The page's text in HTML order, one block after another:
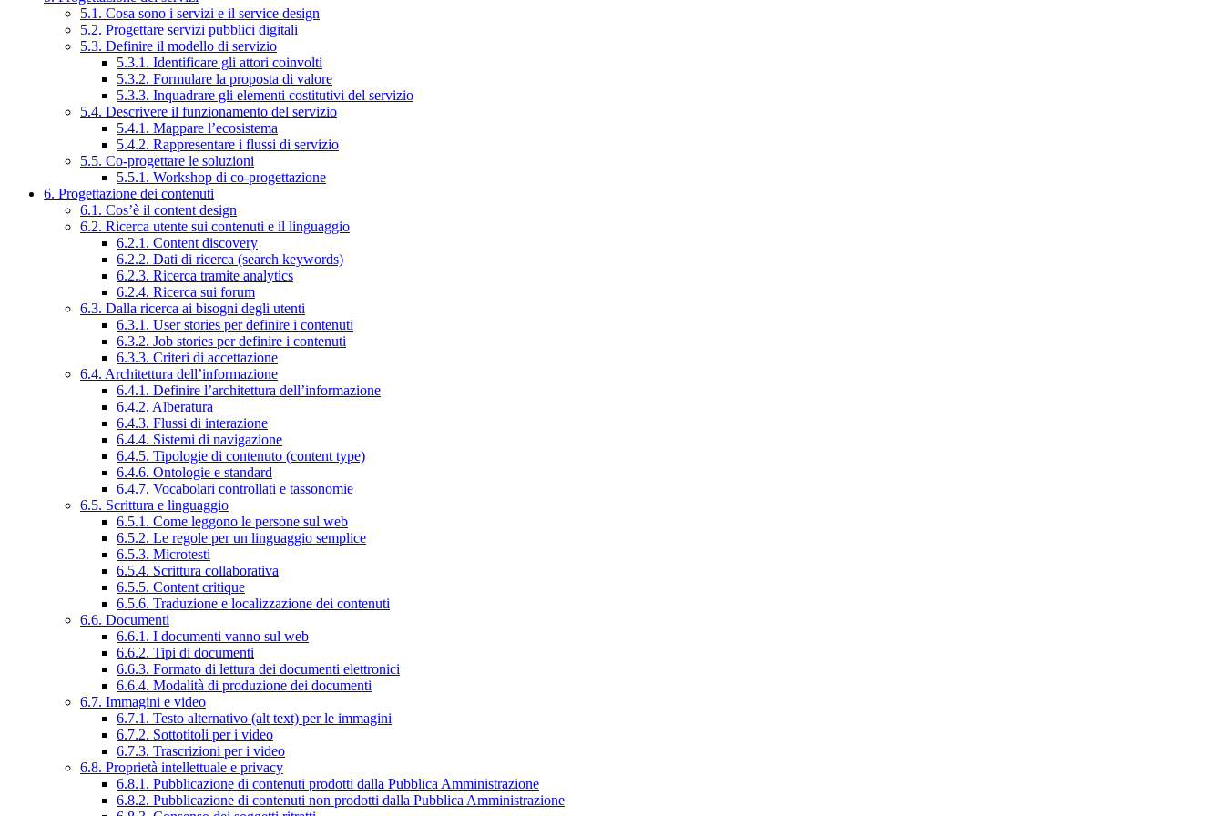
5.1. Cosa sono i servizi e il service design
5.2. Progettare servizi pubblici digitali
5.3. Definire il modello di servizio
5.3.1. Identificare gli attori coinvolti
5.3.2. Formulare la proposta di valore
5.3.3. Inquadrare gli elementi costitutivi del servizio
5.4. Descrivere il funzionamento del servizio
5.4.1. Mappare l’ecosistema
5.4.2. Rappresentare i flussi di servizio
5.5. Co-progettare le soluzioni
5.5.1. Workshop di co-progettazione
6. Progettazione dei contenuti
6.1. Cos’è il content design
6.2. Ricerca utente sui contenuti e il linguaggio
6.2.1. Content discovery
6.2.2. Dati di ricerca (search keywords)
6.2.3. Ricerca tramite analytics
6.2.4. Ricerca sui forum
6.3. Dalla ricerca ai bisogni degli utenti
6.3.1. User stories per definire i contenuti
6.3.2. Job stories per definire i contenuti
6.3.3. Criteri di accettazione
6.4. Architettura dell’informazione
6.4.1. Definire l’architettura dell’informazione
6.4.2. Alberatura
6.4.3. Flussi di interazione
6.4.4. Sistemi di navigazione
6.4.5. Tipologie di contenuto (content type)
6.4.6. Ontologie e standard
6.4.7. Vocabolari controllati e tassonomie
6.5. Scrittura e linguaggio
6.5.1. Come leggono le persone sul web
6.5.2. Le regole per un linguaggio semplice
6.5.3. Microtesti
6.5.4. Scrittura collaborativa
6.5.5. Content critique
6.5.6. Traduzione e localizzazione dei contenuti
6.6. Documenti
6.6.1. I documenti vanno sul web
6.6.2. Tipi di documenti
6.6.3. Formato di lettura dei documenti elettronici
6.6.4. Modalità di produzione dei documenti
6.7. Immagini e video
6.7.1. Testo alternativo (alt text) per le immagini
6.7.2. Sottotitoli per i video
6.7.3. Trascrizioni per i video
6.8. Proprietà intellettuale e privacy
6.8.1. Pubblicazione di contenuti prodotti dalla Pubblica Amministrazione
6.8.2. Pubblicazione di contenuti non prodotti dalla Pubblica Amministrazione